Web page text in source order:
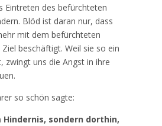
Eintreten des befürchteten
Blöd ist daran nur, dass
mit dem befürchteten
beschäftigt. Weil sie so ein
zwingt uns die Angst in ihre
so schön sagte:
Hindernis, sondern dorthin,